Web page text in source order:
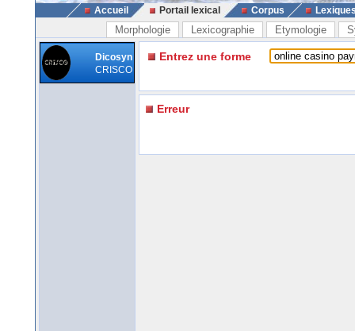
Accueil Portail lexical Corpus
Morphologie Lexicographie Etymologie
Dicosyn
CRISCO
Entrez une forme
Erreur